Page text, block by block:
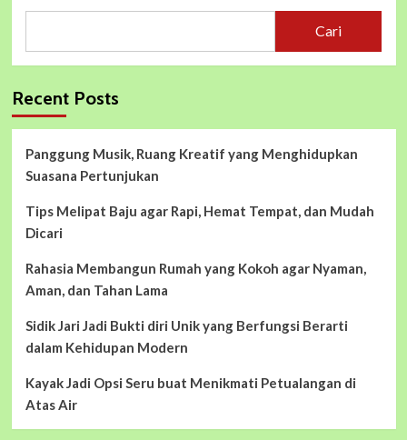
Biar
Aman
Cari
Recent Posts
Panggung Musik, Ruang Kreatif yang Menghidupkan
Suasana Pertunjukan
Tips Melipat Baju agar Rapi, Hemat Tempat, dan Mudah
Dicari
Rahasia Membangun Rumah yang Kokoh agar Nyaman,
Aman, dan Tahan Lama
Sidik Jari Jadi Bukti diri Unik yang Berfungsi Berarti
dalam Kehidupan Modern
Kayak Jadi Opsi Seru buat Menikmati Petualangan di
Atas Air